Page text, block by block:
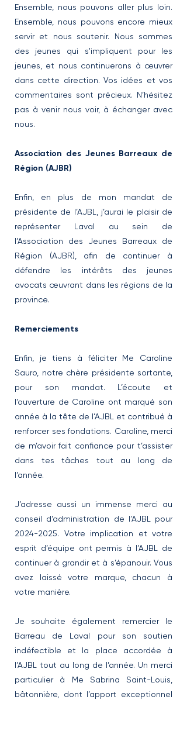
Ensemble, nous pouvons aller plus loin.
Ensemble, nous pouvons encore mieux
servir et nous soutenir. Nous sommes
des jeunes qui s'impliquent pour les
jeunes, et nous continuerons à œuvrer
dans cette direction. Vos idées et vos
commentaires sont précieux. N’hésitez
pas à venir nous voir, à échanger avec
nous.
Association des Jeunes Barreaux de
Région (AJBR)
Enfin, en plus de mon mandat de
présidente de l’AJBL, j’aurai le plaisir de
représenter Laval au sein de
l’Association des Jeunes Barreaux de
Région (AJBR), afin de continuer à
défendre les intérêts des jeunes
avocats œuvrant dans les régions de la
province.
Remerciements
Enfin, je tiens à féliciter Me Caroline
Sauro, notre chère présidente sortante,
pour son mandat. L’écoute et
l’ouverture de Caroline ont marqué son
année à la tête de l’AJBL et contribué à
renforcer ses fondations. Caroline, merci
de m’avoir fait confiance pour t’assister
dans tes tâches tout au long de
l’année.
J’adresse aussi un immense merci au
conseil d’administration de l’AJBL pour
2024-2025. Votre implication et votre
esprit d’équipe ont permis à l’AJBL de
continuer à grandir et à s’épanouir. Vous
avez laissé votre marque, chacun à
votre manière.
Je souhaite également remercier le
Barreau de Laval pour son soutien
indéfectible et la place accordée à
l’AJBL tout au long de l’année. Un merci
particulier à Me Sabrina Saint-Louis,
bâtonnière, dont l’apport exceptionnel